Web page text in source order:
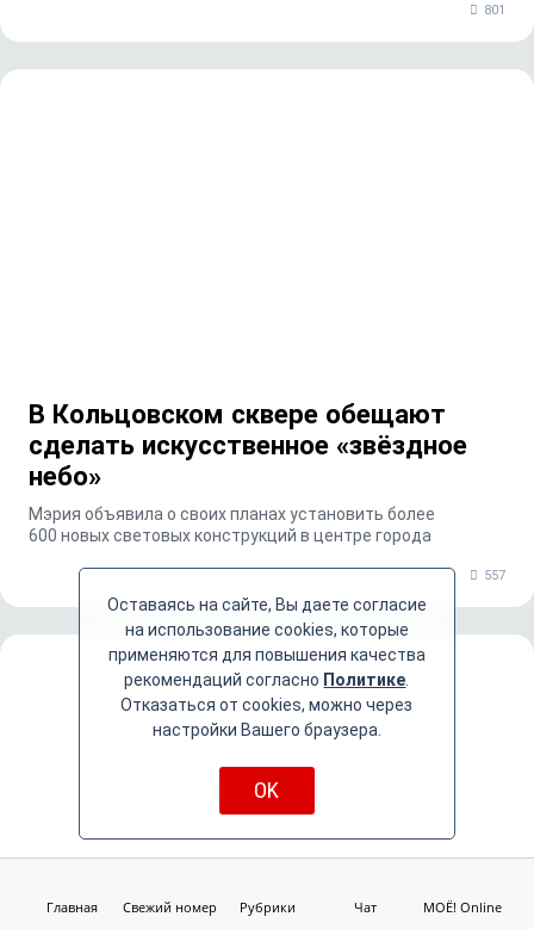
801
В Кольцовском сквере обещают
сделать искусственное «звёздное
небо»
Мэрия объявила о своих планах установить более
600 новых световых конструкций в центре города
557
Главная Свежий номер Рубрики Чат МОЁ! Online
Оставаясь на сайте, Вы даете согласие
на использование cookies, которые
применяются для повышения качества
рекомендаций согласно Политике
Отказаться от cookies, можно через
настройки Вашего браузера.
OK